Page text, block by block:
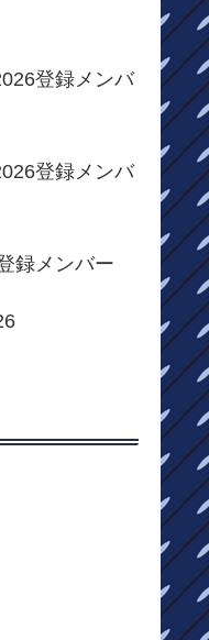
登録メンバ
登録メンバ
録メンバー